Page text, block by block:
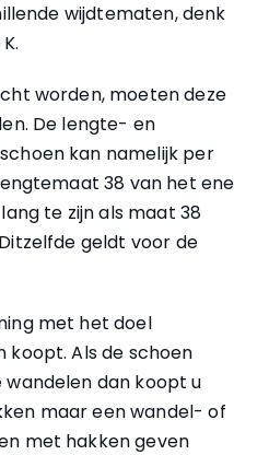
wijdtematen, denk
worden, moeten deze
De lengte- en
kan namelijk per
38 van het ene
te zijn als maat 38
geldt voor de
met het doel
koopt. Als de schoen
dan koopt u
maar een wandel- of
met hakken geven